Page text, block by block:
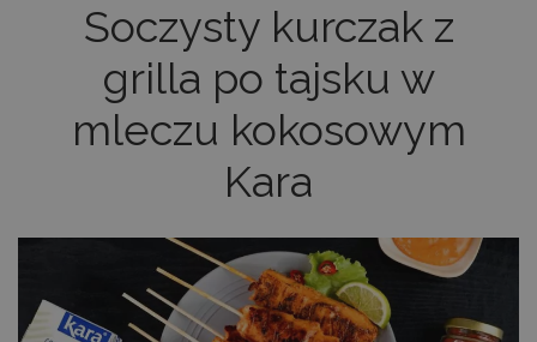
Soczysty kurczak z
grilla po tajsku w
mleczu kokosowym
Kara